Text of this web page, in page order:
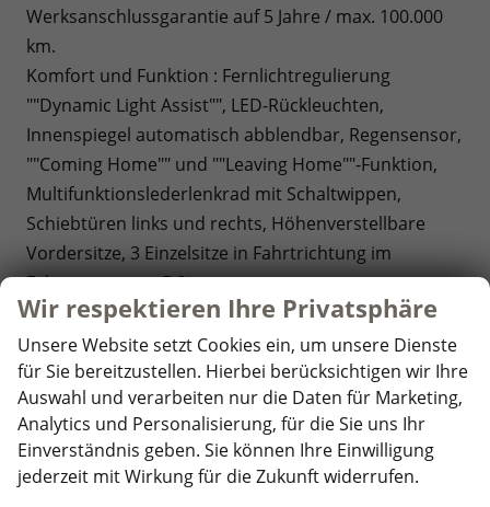
Werksanschlussgarantie auf 5 Jahre / max. 100.000
km.
Komfort und Funktion : Fernlichtregulierung
""Dynamic Light Assist"", LED-Rückleuchten,
Innenspiegel automatisch abblendbar, Regensensor,
""Coming Home"" und ""Leaving Home""-Funktion,
Multifunktionslederlenkrad mit Schaltwippen,
Schiebtüren links und rechts, Höhenverstellbare
Vordersitze, 3 Einzelsitze in Fahrtrichtung im
Fahrgastraum = 5 Sitzer,
Optik: Außenspiegelgehäuse und Scheinwerferleiste
in Schwarz, Bodenbelag im Fahrgastraum
Teppichboden, Dekoreinlagen ""Scale Light Grey"",
Sitzbezüge Bi-Color Stoff ""Bright Dots"",
Umfeldbeleuchtung im Türbereich,
Infotainment: App-Connect inkl. Wireless (Navigation
über Smartphone möglich), DAB+, USB-C-
Wir respektieren Ihre Privatsphäre
Unsere Website setzt Cookies ein, um unsere Dienste
für Sie bereitzustellen. Hierbei berücksichtigen wir Ihre
Auswahl und verarbeiten nur die Daten für Marketing,
Analytics und Personalisierung, für die Sie uns Ihr
Einverständnis geben. Sie können Ihre Einwilligung
jederzeit mit Wirkung für die Zukunft widerrufen.